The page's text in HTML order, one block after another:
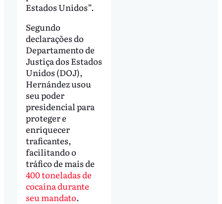
Estados Unidos”.
Segundo
declarações do
Departamento de
Justiça dos Estados
Unidos (DOJ),
Hernández usou
seu poder
presidencial para
proteger e
enriquecer
traficantes,
facilitando o
tráfico de mais de
400 toneladas de
cocaína durante
seu mandato.